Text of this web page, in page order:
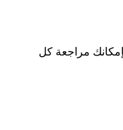
7 أيام. لا يزال بإمكانك مراجعة كل